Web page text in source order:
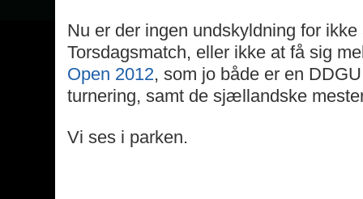
Nu er der ingen undskyldning for
Torsdagsmatch, eller ikke at få sig
Open 2012, som jo både er en
turnering, samt de sjællandske
Vi ses i parken.